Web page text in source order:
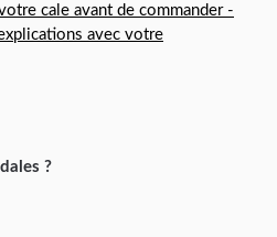
cale avant de commander -
avec votre
?